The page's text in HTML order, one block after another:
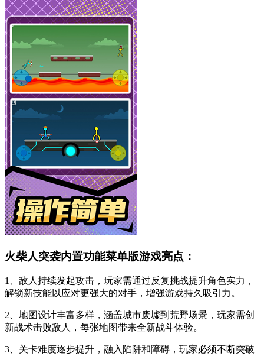
火柴人突袭内置功能菜单版游戏亮点：
1、敌人持续发起攻击，玩家需通过反复挑战提升角色实力，
解锁新技能以应对更强大的对手，增强游戏持久吸引力。
2、地图设计丰富多样，涵盖城市废墟到荒野场景，玩家需创
新战术击败敌人，每张地图带来全新战斗体验。
3、关卡难度逐步提升，融入陷阱和障碍，玩家必须不断突破